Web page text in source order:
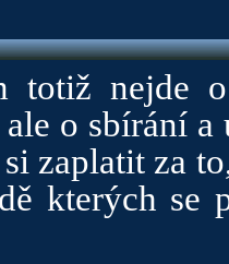
totiž nejde
ale o sbírání
zaplatit za
kterých se